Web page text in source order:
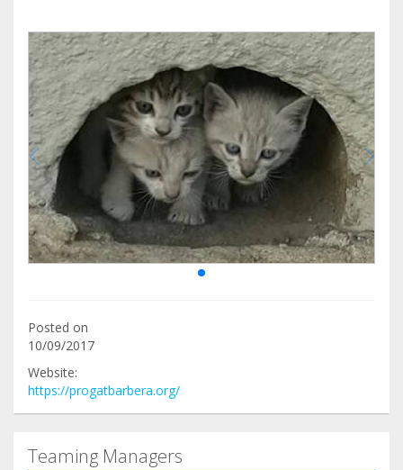
Posted on
10/09/2017
Website:
https://progatbarbera.org/
Teaming Managers